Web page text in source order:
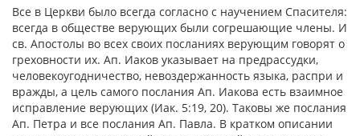
Все в Церкви было всегда согласно с научением Спасителя:
всегда в обществе верующих были согрешающие члены. И
св. Апостолы во всех своих посланиях верующим говорят о
греховности их. Ап. Иаков указывает на предрассудки,
человекоугодничество, невоздержанность языка, распри и
вражды, а цель самого послания Ап. Иакова есть взаимное
исправление верующих (Иак. 5:19, 20). Таковы же послания
Ап. Петра и все послания Ап. Павла. В кратком описании